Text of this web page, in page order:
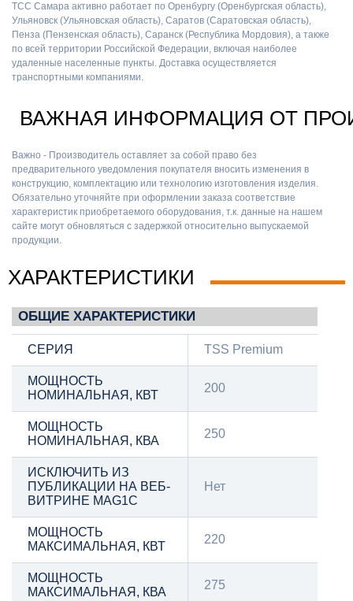
ТСС Самара активно работает по Оренбургу (Оренбургская область),
Ульяновск (Ульяновская область), Саратов (Саратовская область),
Пенза (Пензенская область), Саранск (Республика Мордовия), а также
по всей территории Российской Федерации, включая наиболее
удаленные населенные пункты. Доставка осуществляется
транспортными компаниями.
ВАЖНАЯ ИНФОРМАЦИЯ ОТ
Важно - Производитель оставляет за собой право без
предварительного уведомления покупателя вносить изменения в
конструкцию, комплектацию или технологию изготовления изделия.
Обязательно уточняйте при оформлении заказа соответствие
характеристик приобретаемого оборудования, т.к. данные на нашем
сайте могут обновляться с задержкой относительно выпускаемой
продукции.
ХАРАКТЕРИСТИКИ
ОБЩИЕ ХАРАКТЕРИСТИКИ
СЕРИЯ TSS Premium
МОЩНОСТЬ
НОМИНАЛЬНАЯ, КВТ
200
МОЩНОСТЬ
НОМИНАЛЬНАЯ, КВА
250
ИСКЛЮЧИТЬ ИЗ
ПУБЛИКАЦИИ НА ВЕБ-
ВИТРИНЕ MAG1C
Нет
МОЩНОСТЬ
МАКСИМАЛЬНАЯ, КВТ
220
МОЩНОСТЬ
МАКСИМАЛЬНАЯ, КВА
275